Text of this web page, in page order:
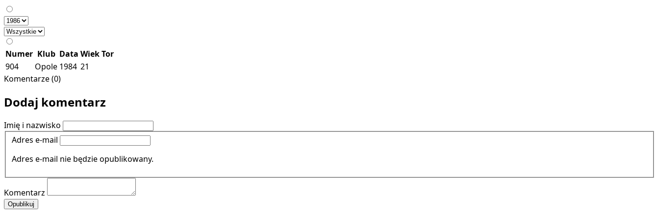
Numer Klub Data WiekTor
904
Opole 1984 21
Komentarze (0)
Dodaj komentarz
Imię i nazwisko
Adres e-mail
Adres e-mail nie będzie opublikowany.
Komentarz
Opublikuj